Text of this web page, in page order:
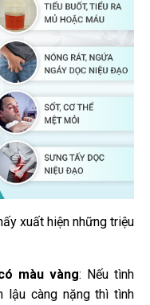
xuất hiện những triệu
màu vàng: Nếu tình
lậu càng nặng thì tình